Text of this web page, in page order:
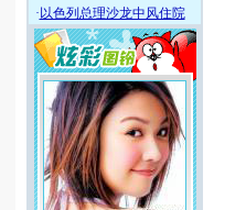
· 以色列总理沙龙中风住院